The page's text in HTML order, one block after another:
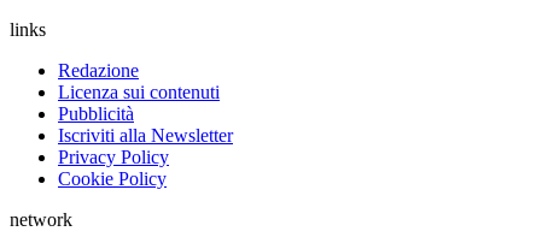
links
Redazione
Licenza sui contenuti
Pubblicità
Iscriviti alla Newsletter
Privacy Policy
Cookie Policy
network